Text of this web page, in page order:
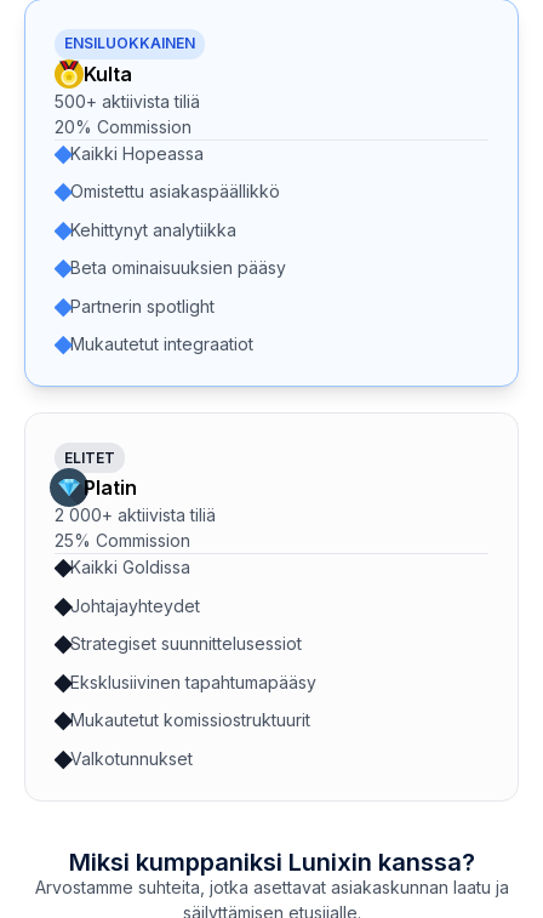
ENSILUOKKAINEN
Kulta
500+ aktiivista tiliä
20% Commission
Kaikki Hopeassa
Omistettu asiakaspäällikkö
Kehittynyt analytiikka
Beta ominaisuuksien pääsy
Partnerin spotlight
Mukautetut integraatiot
ELITET
Platin
2 000+ aktiivista tiliä
25% Commission
Kaikki Goldissa
Johtajayhteydet
Strategiset suunnittelusessiot
Eksklusiivinen tapahtumapääsy
Mukautetut komissiostruktuurit
Valkotunnukset
Miksi kumppaniksi Lunixin kanssa?
Arvostamme suhteita, jotka asettavat asiakaskunnan laatu ja
säilyttämisen etusijalle.